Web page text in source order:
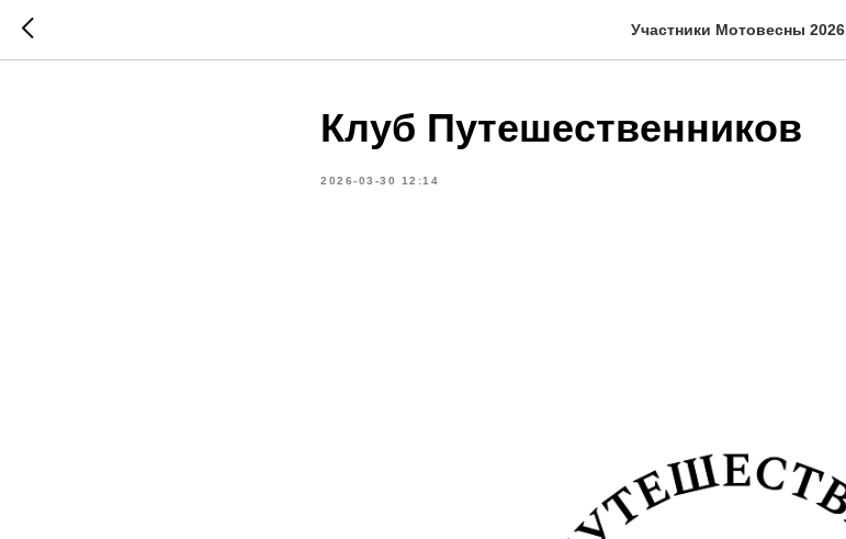
Участники Мотовесны 2026
Клуб Путешественников
2026-03-30 12:14